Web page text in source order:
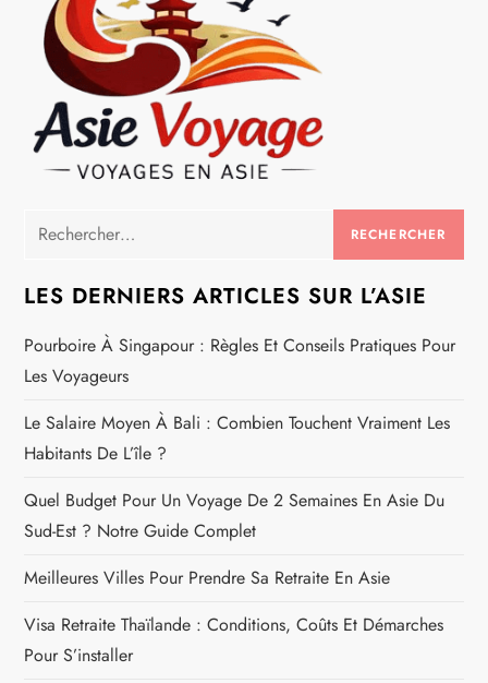
Rechercher :
LES DERNIERS ARTICLES SUR L’ASIE
Pourboire À Singapour : Règles Et Conseils Pratiques Pour
Les Voyageurs
Le Salaire Moyen À Bali : Combien Touchent Vraiment Les
Habitants De L’île ?
Quel Budget Pour Un Voyage De 2 Semaines En Asie Du
Sud-Est ? Notre Guide Complet
Meilleures Villes Pour Prendre Sa Retraite En Asie
Visa Retraite Thaïlande : Conditions, Coûts Et Démarches
Pour S’installer